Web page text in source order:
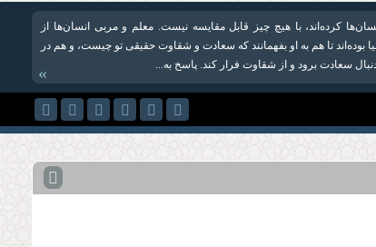
کرده‌اند،‌ با هیچ چیز قابل مقایسه نیست. معلم و مربی انسان‌ها از
بوده‌اند تا هم به او بفهمانند که سعادت و شقاوت حقیقی تو چیست، و هم در
دنبال سعادت برود و از شقاوت فرار کند. پاسخ به...
»